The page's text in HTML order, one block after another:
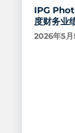
IPG
度财务业
2026年5月